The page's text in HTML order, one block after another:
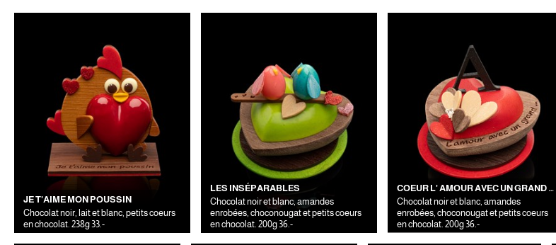
JE T'AIME MON POUSSIN
Chocolat noir, lait et blanc, petits coeurs
en chocolat. 238g 33.-
LES INSÉPARABLES
Chocolat noir et blanc, amandes
enrobées, choconougat et petits coeurs
en chocolat. 200g 36.-
COEUR L' AMOUR AVEC UN GRAND A
Chocolat noir et blanc, amandes
enrobées, choconougat et petits coeurs
en chocolat. 200g 36.-